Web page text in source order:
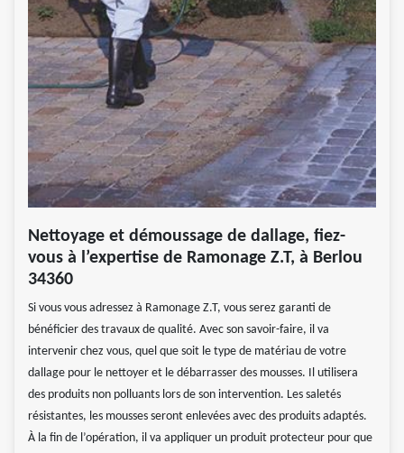
Nettoyage et démoussage de dallage, fiez-
vous à l’expertise de Ramonage Z.T, à Berlou
34360
Si vous vous adressez à Ramonage Z.T, vous serez garanti de
bénéficier des travaux de qualité. Avec son savoir-faire, il va
intervenir chez vous, quel que soit le type de matériau de votre
dallage pour le nettoyer et le débarrasser des mousses. Il utilisera
des produits non polluants lors de son intervention. Les saletés
résistantes, les mousses seront enlevées avec des produits adaptés.
À la fin de l’opération, il va appliquer un produit protecteur pour que